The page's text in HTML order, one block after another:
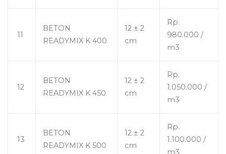
11
BETON
READYMIX K 400
12 ± 2
cm
Rp.
980.000 /
m3
12
BETON
READYMIX K 450
12 ± 2
cm
Rp.
1.050.000 /
m3
13
BETON
READYMIX K 500
12 ± 2
cm
Rp.
1.100.000 /
m3